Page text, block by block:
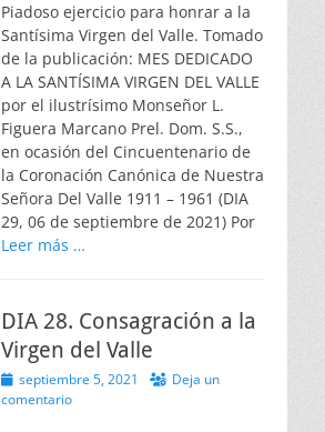
Piadoso ejercicio para honrar a la
Santísima Virgen del Valle. Tomado
de la publicación: MES DEDICADO
A LA SANTÍSIMA VIRGEN DEL VALLE
por el ilustrísimo Monseñor L.
Figuera Marcano Prel. Dom. S.S.,
en ocasión del Cincuentenario de
la Coronación Canónica de Nuestra
Señora Del Valle 1911 – 1961 (DIA
29, 06 de septiembre de 2021) Por
Leer más …
DIA 28. Consagración a la
Virgen del Valle
Publicado
el
septiembre 5, 2021
Deja un
comentario